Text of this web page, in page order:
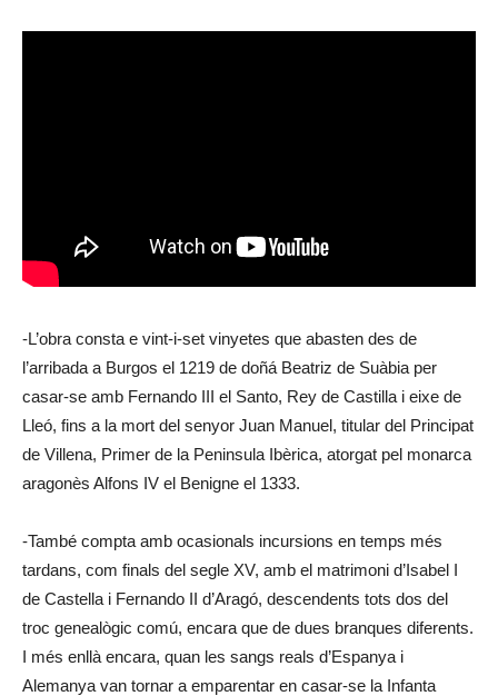
-L’obra consta e vint-i-set vinyetes que abasten des de
l’arribada a Burgos el 1219 de doñá Beatriz de Suàbia per
casar-se amb Fernando III el Santo, Rey de Castilla i eixe de
Lleó, fins a la mort del senyor Juan Manuel, titular del Principat
de Villena, Primer de la Peninsula Ibèrica, atorgat pel monarca
aragonès Alfons IV el Benigne el 1333.
-També compta amb ocasionals incursions en temps més
tardans, com finals del segle XV, amb el matrimoni d’Isabel I
de Castella i Fernando II d’Aragó, descendents tots dos del
troc genealògic comú, encara que de dues branques diferents.
I més enllà encara, quan les sangs reals d’Espanya i
Alemanya van tornar a emparentar en casar-se la Infanta